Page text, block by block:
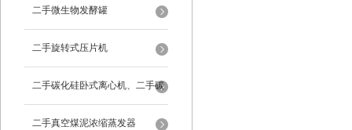
二手微生物发酵罐
二手旋转式压片机
二手碳化硅卧式离心机、二手碳
化硅分级机、二手碳化硅水洗离
二手真空煤泥浓缩蒸发器